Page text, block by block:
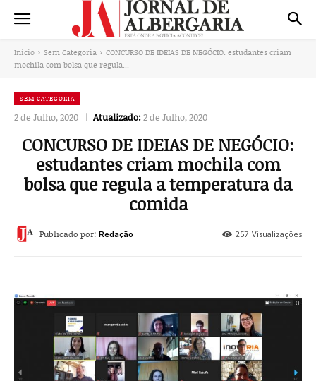
Início Sem Categoria
CONCURSO DE IDEIAS DE NEGÓCIO: estudantes criam
mochila com bolsa que regula...
SEM CATEGORIA
2 de Julho, 2020 Atualizado:2 de Julho, 2020
CONCURSO DE IDEIAS DE NEGÓCIO:
estudantes criam mochila com
bolsa que regula a temperatura da
comida
257 Visualizações
Publicado por: Redação